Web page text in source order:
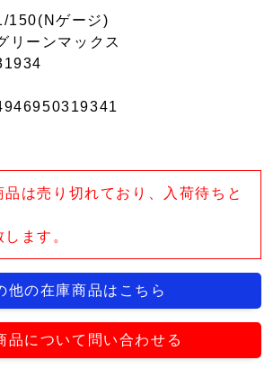
150(Nゲージ)
リーンマックス
は売り切れており、入荷待ちと
ます。
他の在庫商品はこちら
品について問い合わせる